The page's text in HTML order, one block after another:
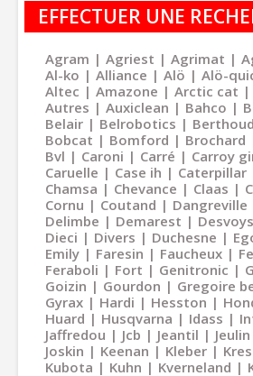
EFFECTUER UNE
Agram Agriest Agrimat
Al-ko
Alliance Alö Alö-
Altec
Amazone Arctic cat
Autres
Auxiclean Bahco
Belair
Belrobotics Berthoud
Bobcat
Bomford Brochard
Bvl
Caroni Carré
Carroy
Caruelle
Case ih Caterpillar
Chamsa
Chevance Claas
Cornu
Coutand Dangreville
Delimbe
Demarest Desvoys
Dieci
Divers Duchesne
Emily
Faresin Faucheux
Feraboli
Fort Genitronic
Goizin
Gourdon Gregoire
Gyrax
Hardi Hesston
Huard
Husqvarna Idass
Jaffredou
Jcb Jeantil Jeulin
Joskin
Keenan Kleber
Kubota
Kuhn Kverneland